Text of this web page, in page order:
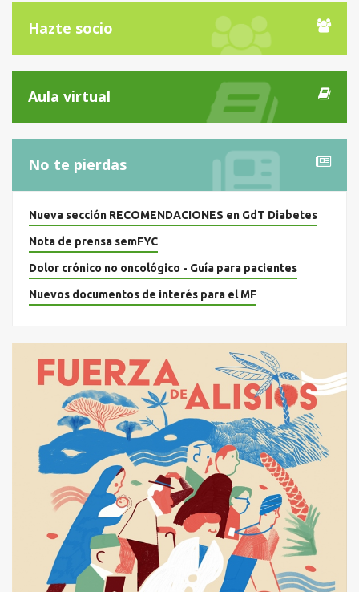
Hazte socio
Aula virtual
No te pierdas
Nueva sección RECOMENDACIONES en GdT Diabetes
Nota de prensa semFYC
Dolor crónico no oncológico - Guía para pacientes
Nuevos documentos de interés para el MF